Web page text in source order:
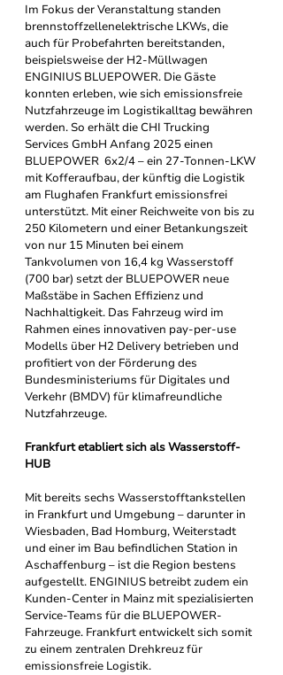
Im Fokus der Veranstaltung standen
brennstoffzellenelektrische LKWs, die
auch für Probefahrten bereitstanden,
beispielsweise der H2-Müllwagen
ENGINIUS BLUEPOWER. Die Gäste
konnten erleben, wie sich emissionsfreie
Nutzfahrzeuge im Logistikalltag bewähren
werden. So erhält die CHI Trucking
Services GmbH Anfang 2025 einen
BLUEPOWER  6x2/4 – ein 27-Tonnen-LKW
mit Kofferaufbau, der künftig die Logistik
am Flughafen Frankfurt emissionsfrei
unterstützt. Mit einer Reichweite von bis zu
250 Kilometern und einer Betankungszeit
von nur 15 Minuten bei einem
Tankvolumen von 16,4 kg Wasserstoff
(700 bar) setzt der BLUEPOWER neue
Maßstäbe in Sachen Effizienz und
Nachhaltigkeit. Das Fahrzeug wird im
Rahmen eines innovativen pay-per-use
Modells über H2 Delivery betrieben und
profitiert von der Förderung des
Bundesministeriums für Digitales und
Verkehr (BMDV) für klimafreundliche
Nutzfahrzeuge.
Frankfurt etabliert sich als Wasserstoff-
HUB
Mit bereits sechs Wasserstofftankstellen
in Frankfurt und Umgebung – darunter in
Wiesbaden, Bad Homburg, Weiterstadt
und einer im Bau befindlichen Station in
Aschaffenburg – ist die Region bestens
aufgestellt. ENGINIUS betreibt zudem ein
Kunden-Center in Mainz mit spezialisierten
Service-Teams für die BLUEPOWER-
Fahrzeuge. Frankfurt entwickelt sich somit
zu einem zentralen Drehkreuz für
emissionsfreie Logistik.